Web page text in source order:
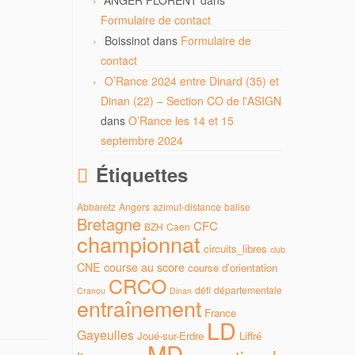
Formulaire de contact
Boissinot dans Formulaire de
contact
O’Rance 2024 entre Dinard (35) et
Dinan (22) – Section CO de l'ASIGN
dans O’Rance les 14 et 15
septembre 2024
Étiquettes
Abbaretz Angers azimut-distance balise
Bretagne BZH Caen CFC
championnat circuits_libres club
CNE course au score course d'orientation
Cranou CRCO Dinan défi départementale
entraînement France
Gayeulles Joué-sur-Erdre LD Liffré